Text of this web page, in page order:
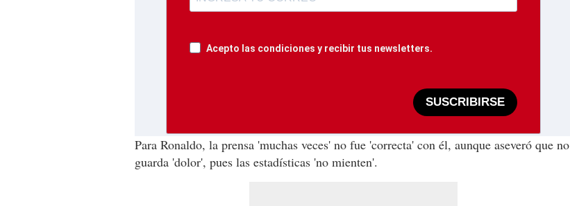
Acepto las condiciones y recibir tus newsletters.
SUSCRIBIRSE
Para Ronaldo, la prensa 'muchas veces' no fue 'correcta' con él, aunque aseveró que no
guarda 'dolor', pues las estadísticas 'no mienten'.